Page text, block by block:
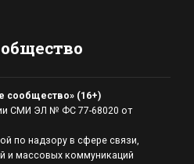
сообщество» (16+)
СМИ ЭЛ № ФС 77-68020 от
по надзору в сфере связи,
и массовых коммуникаций